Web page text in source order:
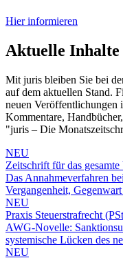
Hier informieren
Aktuelle
Mit juris bleiben Sie bei
auf dem aktuellen Stand.
neuen Veröffentlichungen
Kommentare,
"juris – Die
NEU
Zeitschrift für das
Das Annahmeverfahren
Vergangenheit,
NEU
Praxis Steuerstrafrecht
AWG-Novelle:
systemische Lücken des
NEU